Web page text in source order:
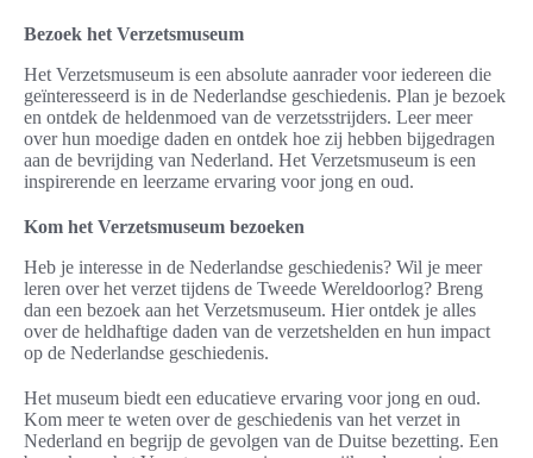
Bezoek het Verzetsmuseum
Het Verzetsmuseum is een absolute aanrader voor iedereen die
geïnteresseerd is in de Nederlandse geschiedenis. Plan je bezoek
en ontdek de heldenmoed van de verzetsstrijders. Leer meer
over hun moedige daden en ontdek hoe zij hebben bijgedragen
aan de bevrijding van Nederland. Het Verzetsmuseum is een
inspirerende en leerzame ervaring voor jong en oud.
Kom het Verzetsmuseum bezoeken
Heb je interesse in de Nederlandse geschiedenis? Wil je meer
leren over het verzet tijdens de Tweede Wereldoorlog? Breng
dan een bezoek aan het Verzetsmuseum. Hier ontdek je alles
over de heldhaftige daden van de verzetshelden en hun impact
op de Nederlandse geschiedenis.
Het museum biedt een educatieve ervaring voor jong en oud.
Kom meer te weten over de geschiedenis van het verzet in
Nederland en begrijp de gevolgen van de Duitse bezetting. Een